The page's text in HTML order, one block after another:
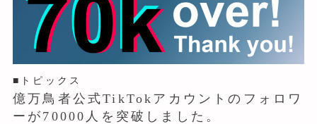
■トピックス
億万鳥者公式TikTokアカウントのフォロワ
ーが70000人を突破しました。